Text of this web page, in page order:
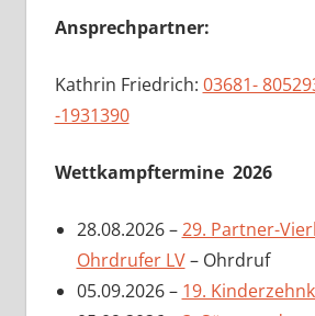
Ansprechpartner:
Kathrin Friedrich: 03681-
-1931390
Wettkampftermine 2026
28.08.2026 –29. Partner-
Ohrdrufer LV– Ohrdruf
05.09.2026 – 19.